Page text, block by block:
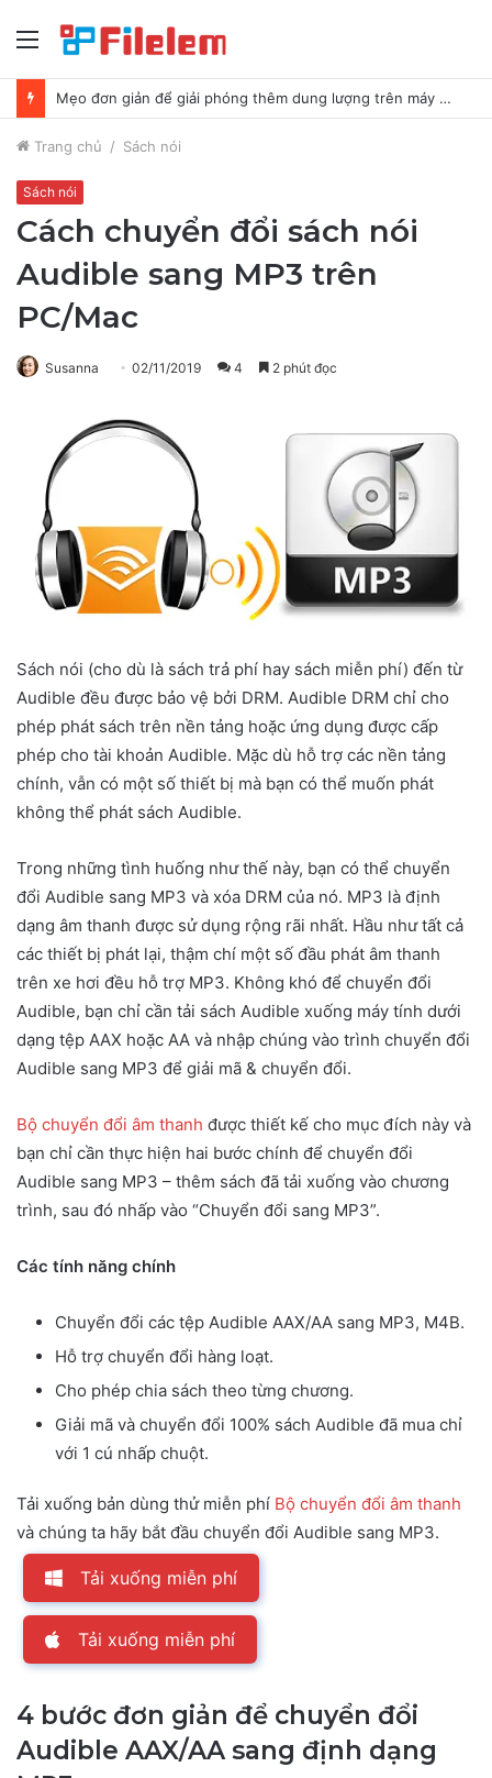
Thực
Mẹo đơn giản để giải phóng thêm dung lượng trên máy Mac của bạn
Trang chủ / Sách nói
Sách nói
Cách chuyển đổi sách nói
Audible sang MP3 trên
PC/Mac
Susanna 02/11/2019 4 2 phút đọc
Sách nói (cho dù là sách trả phí hay sách miễn phí) đến từ
Audible đều được bảo vệ bởi DRM. Audible DRM chỉ cho
phép phát sách trên nền tảng hoặc ứng dụng được cấp
phép cho tài khoản Audible. Mặc dù hỗ trợ các nền tảng
chính, vẫn có một số thiết bị mà bạn có thể muốn phát
không thể phát sách Audible.
Trong những tình huống như thế này, bạn có thể chuyển
đổi Audible sang MP3 và xóa DRM của nó. MP3 là định
dạng âm thanh được sử dụng rộng rãi nhất. Hầu như tất cả
các thiết bị phát lại, thậm chí một số đầu phát âm thanh
trên xe hơi đều hỗ trợ MP3. Không khó để chuyển đổi
Audible, bạn chỉ cần tải sách Audible xuống máy tính dưới
dạng tệp AAX hoặc AA và nhập chúng vào trình chuyển đổi
Audible sang MP3 để giải mã & chuyển đổi.
Bộ chuyển đổi âm thanh được thiết kế cho mục đích này và
bạn chỉ cần thực hiện hai bước chính để chuyển đổi
Audible sang MP3 – thêm sách đã tải xuống vào chương
trình, sau đó nhấp vào “Chuyển đổi sang MP3”.
Các tính năng chính
Chuyển đổi các tệp Audible AAX/AA sang MP3, M4B.
Hỗ trợ chuyển đổi hàng loạt.
Cho phép chia sách theo từng chương.
Giải mã và chuyển đổi 100% sách Audible đã mua chỉ
với 1 cú nhấp chuột.
Tải xuống bản dùng thử miễn phí Bộ chuyển đổi âm thanh
và chúng ta hãy bắt đầu chuyển đổi Audible sang MP3.
Tải xuống miễn phí
Tải xuống miễn phí
4 bước đơn giản để chuyển đổi
Audible AAX/AA sang định dạng